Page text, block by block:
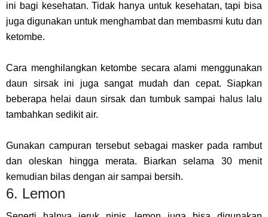
ini bagi kesehatan. Tidak hanya untuk kesehatan, tapi bisa
juga digunakan untuk menghambat dan membasmi kutu dan
ketombe.
Cara menghilangkan ketombe secara alami menggunakan
daun sirsak ini juga sangat mudah dan cepat. Siapkan
beberapa helai daun sirsak dan tumbuk sampai halus lalu
tambahkan sedikit air.
Gunakan campuran tersebut sebagai masker pada rambut
dan oleskan hingga merata. Biarkan selama 30 menit
kemudian bilas dengan air sampai bersih.
6. Lemon